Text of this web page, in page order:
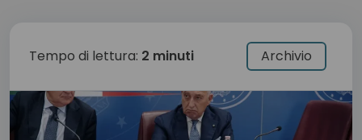
Tempo di lettura: 2 minuti Archivio